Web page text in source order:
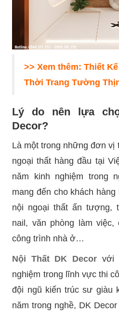
>> Xem thêm:Thiết
Thời Trang Tường
Lý do nên lựa
Decor?
Là một trong những đơn vị
ngoại thất hàng đầu tại
năm kinh nghiệm trong
mang đến cho khách
nội ngoại thất ấn tượng,
nail, văn phòng làm
công trình nhà ở…
Nội Thất DK Decor với
nghiệm trong lĩnh vực thi
đội ngũ kiến trúc sư giàu
năm trong nghề, DK